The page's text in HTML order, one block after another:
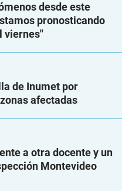
desde este
pronosticando
viernes"
de Inumet por
afectadas
a otra docente y un
Montevideo